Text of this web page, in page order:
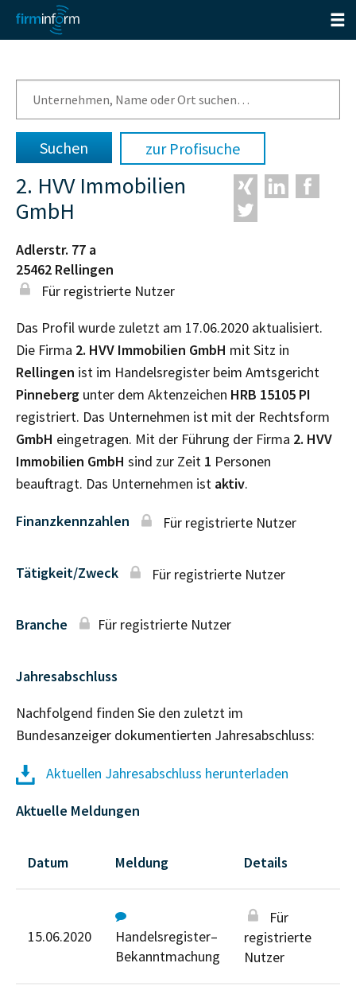
zur Profisuche
2. HVV Immobilien
GmbH
Adlerstr. 77 a
25462 Rellingen
Für registrierte Nutzer
Das Profil wurde zuletzt am 17.06.2020 aktualisiert.
Die Firma 2. HVV Immobilien GmbH mit Sitz in
Rellingen ist im Handelsregister beim Amtsgericht
Pinneberg unter dem Aktenzeichen HRB 15105 PI
registriert. Das Unternehmen ist mit der Rechtsform
GmbH eingetragen. Mit der Führung der Firma 2. HVV
Immobilien GmbH sind zur Zeit 1 Personen
beauftragt. Das Unternehmen ist aktiv.
Finanzkennzahlen Für registrierte Nutzer
Tätigkeit/Zweck Für registrierte Nutzer
Branche Für registrierte Nutzer
Jahresabschluss
Nachfolgend finden Sie den zuletzt im
Bundesanzeiger dokumentierten Jahresabschluss:
Aktuellen Jahresabschluss herunterladen
Aktuelle Meldungen
Datum Meldung Details
15.06.2020
Handelsregister–
Bekanntmachung
Für
registrierte
Nutzer